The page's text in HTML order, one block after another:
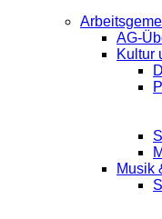
AG-
Kultur
Musik